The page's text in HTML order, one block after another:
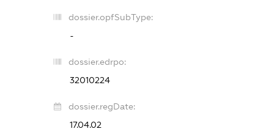
dossier.opfSubType:
-
dossier.edrpo:
32010224
dossier.regDate:
17.04.02